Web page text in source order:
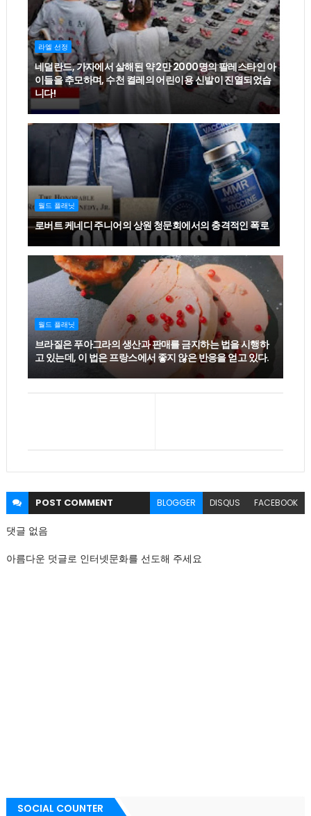
라엘 선정
네덜란드, 가자에서 살해된 약 2만 2000명의 팔레스타인 아
이들을 추모하며, 수천 켤레의 어린이용 신발이 진열되었습
니다!
월드 플래닛
로버트 케네디 주니어의 상원 청문회에서의 충격적인 폭로
월드 플래닛
브라질은 푸아그라의 생산과 판매를 금지하는 법을 시행하
고 있는데, 이 법은 프랑스에서 좋지 않은 반응을 얻고 있다.
POST COMMENT BLOGGER DISQUS FACEBOOK
댓글 없음
아름다운 덧글로 인터넷문화를 선도해 주세요
SOCIAL COUNTER